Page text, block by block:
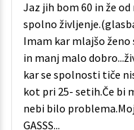
Jaz jih bom 60 in že
spolno
Imam kar mlajšo
in manj malo
kar se spolnosti tiče
kot pri 25- setih.Če bi
nebi bilo
GASSS...